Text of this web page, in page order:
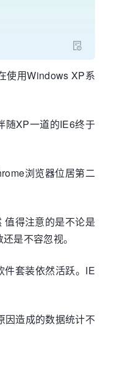
使用Windows XP系
随XP一道的IE6终于
浏览器位居第二
得注意的是不论是
是不容忽视。
套装依然活跃。IE
因造成的数据统计不